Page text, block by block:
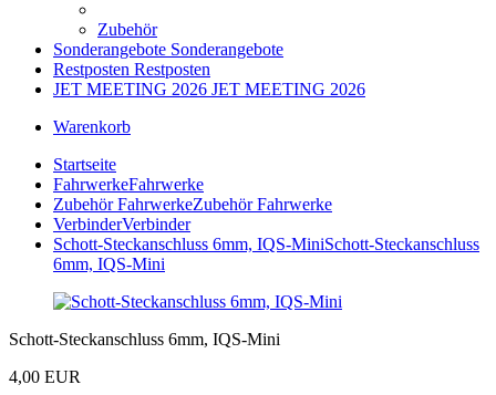
Zubehör
Sonderangebote Sonderangebote
Restposten Restposten
JET MEETING 2026 JET MEETING 2026
Warenkorb
Startseite
FahrwerkeFahrwerke
Zubehör FahrwerkeZubehör Fahrwerke
VerbinderVerbinder
Schott-Steckanschluss 6mm, IQS-MiniSchott-Steckanschluss
6mm, IQS-Mini
Schott-Steckanschluss 6mm, IQS-Mini
4,00 EUR